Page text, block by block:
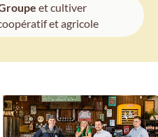
et cultiver
et agricole